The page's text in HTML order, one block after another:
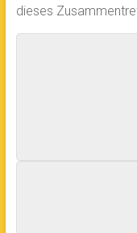
dieses